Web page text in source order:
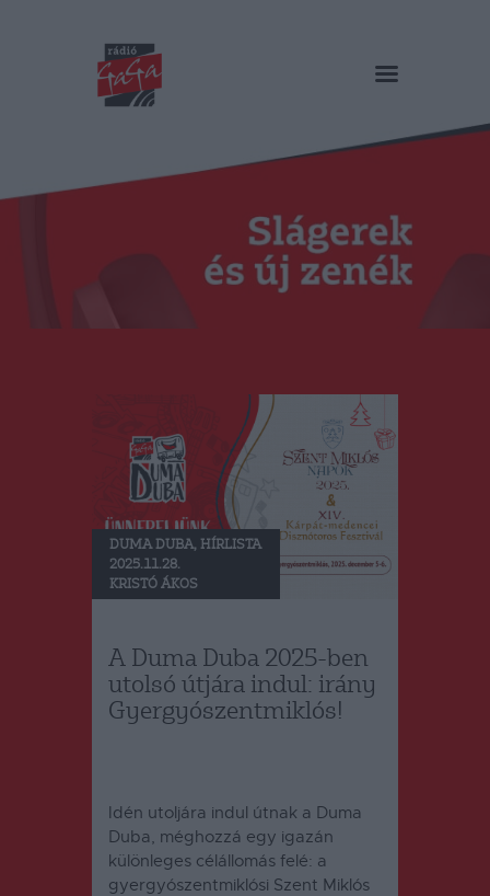
RÁDIÓ GAGA
Műsorok
Duma Duba
Podcast és videók
Stáb
DUMA DUBA, HÍRLISTA
2025.11.28.
KRISTÓ ÁKOS
A Duma Duba 2025-ben
utolsó útjára indul: irány
Gyergyószentmiklós!
Idén utoljára indul útnak a Duma
Duba, méghozzá egy igazán
különleges célállomás felé: a
gyergyószentmiklósi Szent Miklós